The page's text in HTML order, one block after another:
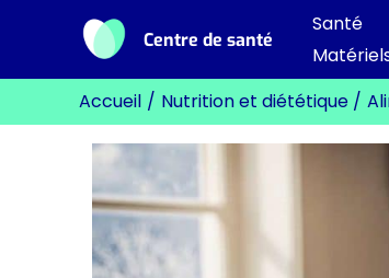
contenu
Centre de santé
Santé
Accueil Nutrition et diététique